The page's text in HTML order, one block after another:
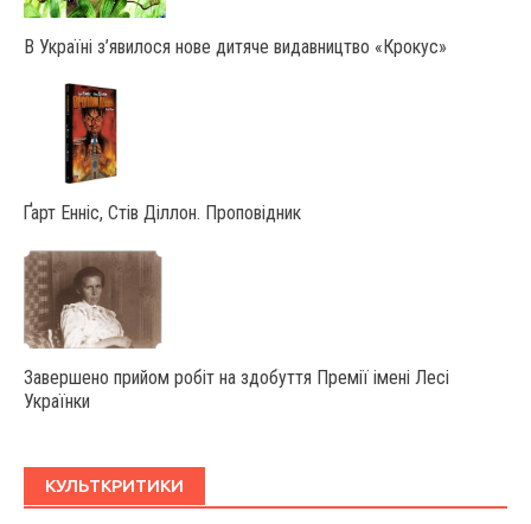
В Україні з’явилося нове дитяче видавництво «Крокус»
Ґарт Енніс, Стів Діллон. Проповідник
Завершено прийом робіт на здобуття Премії імені Лесі
Українки
КУЛЬТКРИТИКИ